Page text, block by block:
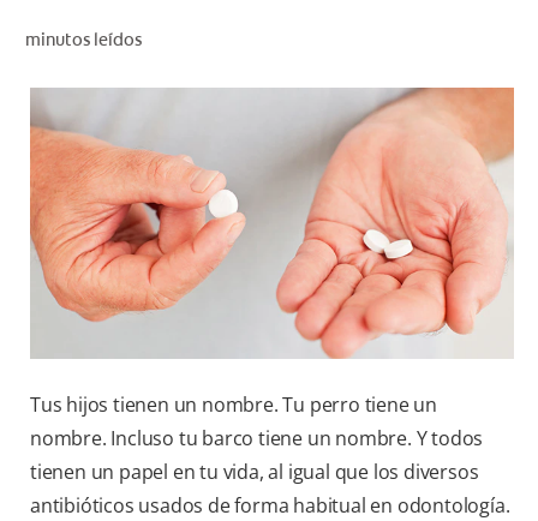
PARA PROFESIONALES
AR (ES)
SUSCRIBITE
minutos leídos
Tus hijos tienen un nombre. Tu perro tiene un
nombre. Incluso tu barco tiene un nombre. Y todos
tienen un papel en tu vida, al igual que los diversos
antibióticos usados de forma habitual en odontología.